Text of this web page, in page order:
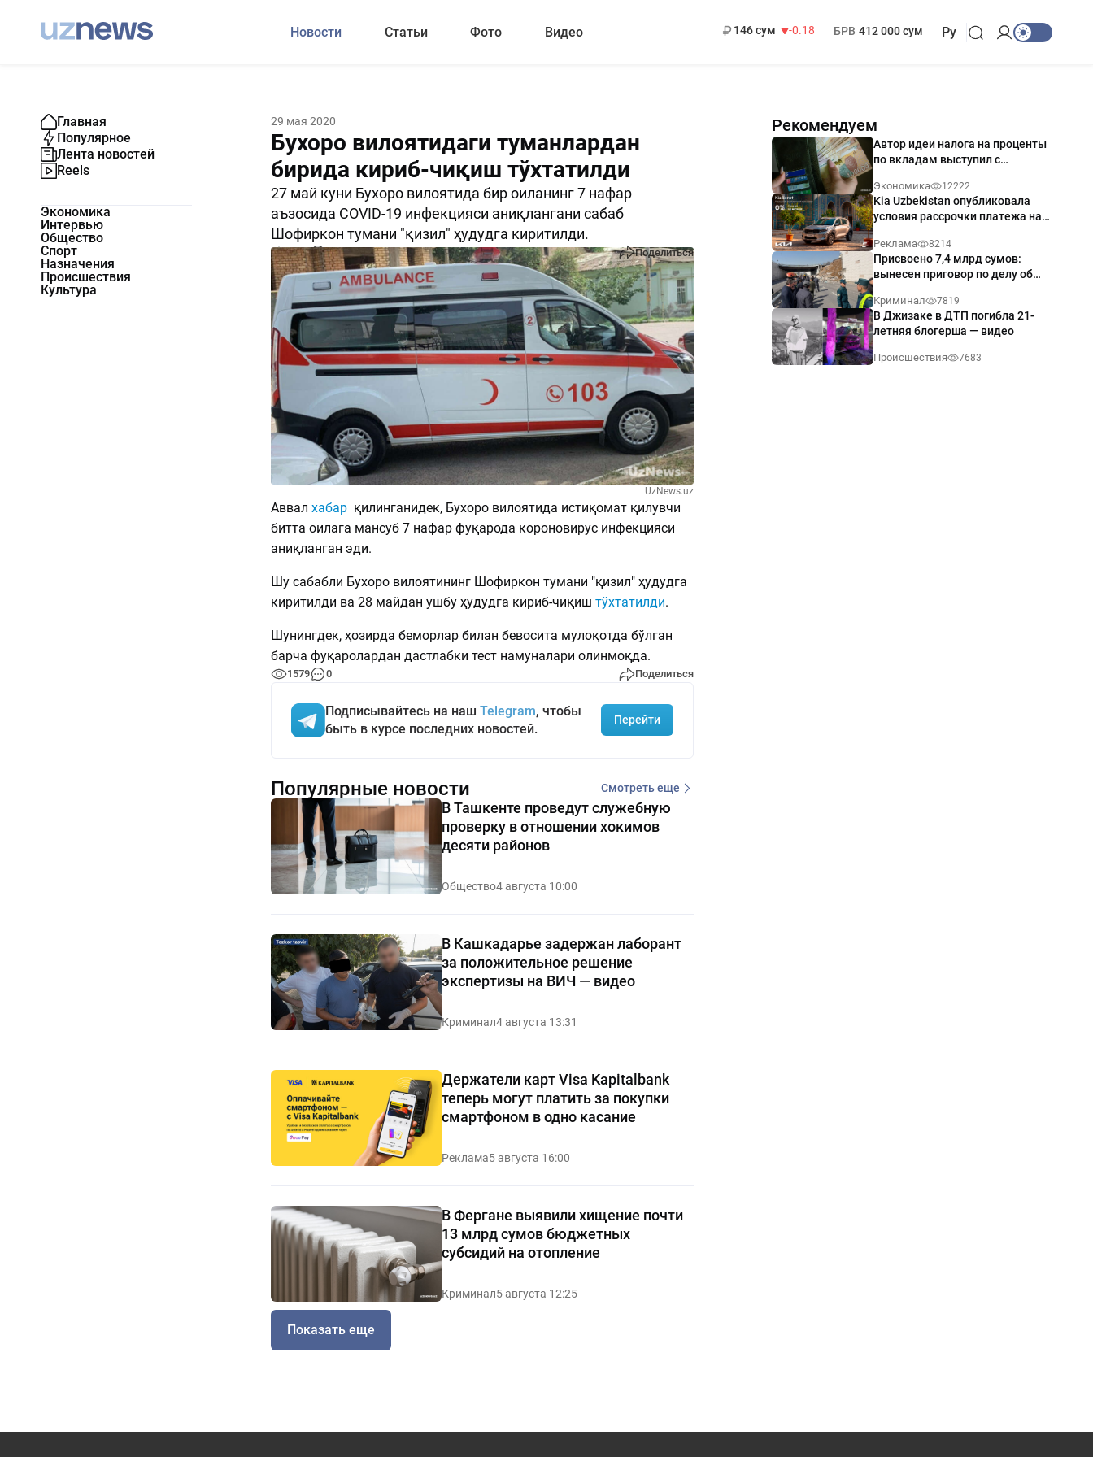
Новости Статьи Фото Видео
146 сум
-0.18
БРВ 412 000 сум Ру
Главная
Популярное
Лента новостей
Reels
Экономика
Интервью
Общество
Спорт
Назначения
Происшествия
Культура
29 мая 2020
Бухоро вилоятидаги туманлардан
бирида кириб-чиқиш тўхтатилди
27 май куни Бухоро вилоятида бир оиланинг 7 нафар
аъзосида COVID-19 инфекцияси аниқлангани сабаб
Шофиркон тумани "қизил" ҳудудга киритилди.
1579 0 Поделиться
UzNews.uz
Аввал хабарқилинганидек, Бухоро вилоятида истиқомат қилувчи
битта оилага мансуб 7 нафар фуқарода короновирус инфекцияси
аниқланган эди.
Шу сабабли Бухоро вилоятининг Шофиркон тумани "қизил" ҳудудга
киритилди ва 28 майдан ушбу ҳудудга кириб-чиқиш тўхтатилди.
Шунингдек, ҳозирда беморлар билан бевосита мулоқотда бўлган
барча фуқаролардан дастлабки тест намуналари олинмоқда.
1579 0 Поделиться
Подписывайтесь на наш Telegram, чтобы
быть в курсе последних новостей.
Перейти
Рекомендуем
Автор идеи налога на проценты
по вкладам выступил с
Экономика 12222
Kia Uzbekistan опубликовала
условия рассрочки платежа на
годовых
Реклама 8214
Присвоено 7,4 млрд сумов:
вынесен приговор по делу об
Ташкенте
Криминал 7819
В Джизаке в ДТП погибла 21-
летняя блогерша — видео
Происшествия 7683
Популярные новости Смотреть еще
В Ташкенте проведут служебную
проверку в отношении хокимов
десяти районов
Общество4 августа 10:00
В Кашкадарье задержан лаборант
за положительное решение
экспертизы на ВИЧ — видео
Криминал4 августа 13:31
Держатели карт Visa Kapitalbank
теперь могут платить за покупки
смартфоном в одно касание
Реклама5 августа 16:00
В Фергане выявили хищение почти
13 млрд сумов бюджетных
субсидий на отопление
Криминал5 августа 12:25
Показать еще